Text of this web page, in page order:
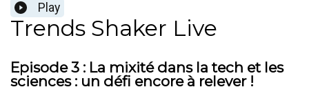
Play
Trends Shaker Live
Episode 3 : La mixité dans la tech et les
sciences : un défi encore à relever !